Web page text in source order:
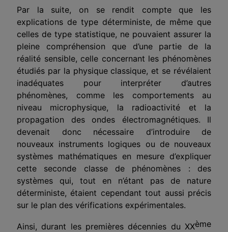
Par la suite, on se rendit compte que les
explications de type détermi­niste, de même que
celles de type statistique, ne pouvaient assurer la
pleine compréhension que d’une partie de la
réalité sensible, celle concernant les phénomènes
étudiés par la physique classique, et se révélaient
inadéqua­tes pour interpréter d’autres
phénomènes, comme les comportements au
niveau microphysique, la radioactivité et la
propagation des ondes élec­tromagnétiques. Il
devenait donc nécessaire d’introduire de
nouveaux ins­truments logiques ou de nouveaux
systèmes mathématiques en mesure d’ex­pliquer
cette seconde classe de phénomènes : des
systèmes qui, tout en n’étant pas de nature
déterministe, étaient cependant tout aussi précis
sur le plan des vérifications expérimentales.
Ainsi, durant les premières décennies du XXème